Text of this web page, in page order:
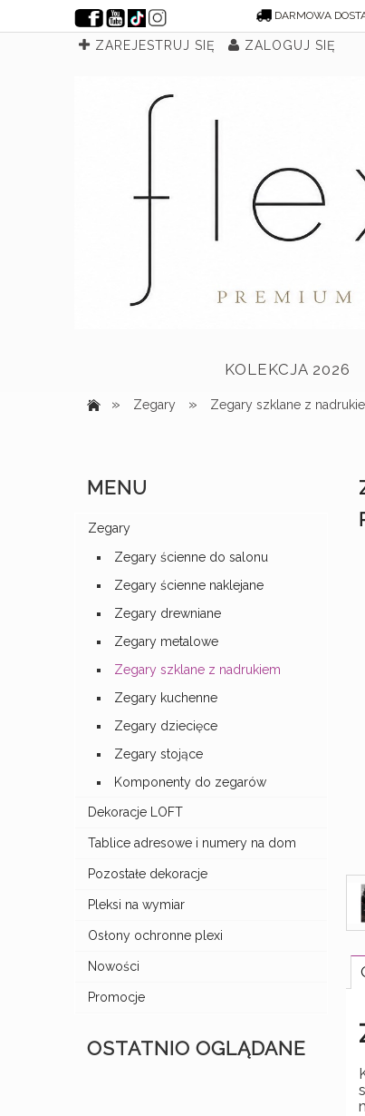
DARMOWA
ZAREJESTRUJ SIĘ ZALOGUJ SIĘ
KOLEKCJA 2026
» Zegary » Zegary szklane z
MENU
Zegary
Zegary ścienne do salonu
Zegary ścienne naklejane
Zegary drewniane
Zegary metalowe
Zegary szklane z nadrukiem
Zegary kuchenne
Zegary dziecięce
Zegary stojące
Komponenty do zegarów
Dekoracje LOFT
Tablice adresowe i numery na dom
Pozostałe dekoracje
Pleksi na wymiar
Osłony ochronne plexi
Nowości
Promocje
OSTATNIO OGLĄDANE